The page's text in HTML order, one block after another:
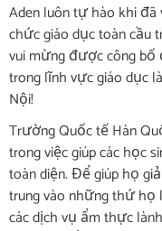
Aden luôn tự hào khi
chức giáo dục toàn cầu
vui mừng được công bố
trong lĩnh vực giáo dục
Nội!
Trường Quốc tế Hàn
trong việc giúp các học
toàn diện. Để giúp họ
trung vào những thứ họ
các dịch vụ ẩm thực